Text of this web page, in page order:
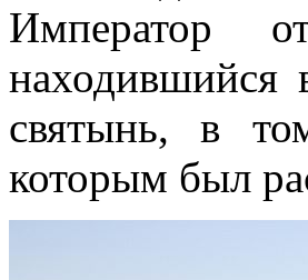
Император
находившийся
святынь, в
которым был